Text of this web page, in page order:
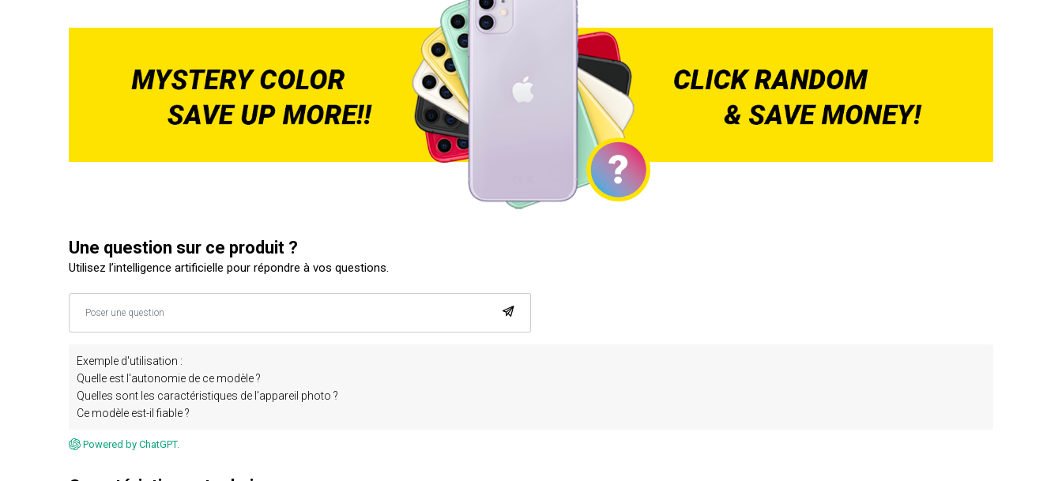
Une question sur ce produit ?
Utilisez l’intelligence artificielle pour répondre à vos questions.
Exemple d'utilisation :
Quelle est l'autonomie de ce modèle ?
Quelles sont les caractéristiques de l'appareil photo ?
Ce modèle est-il fiable ?
Powered by ChatGPT.